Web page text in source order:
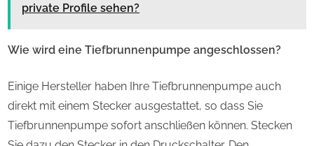
private Profile sehen?
Wie wird eine Tiefbrunnenpumpe angeschlossen?
Einige Hersteller haben Ihre Tiefbrunnenpumpe auch
direkt mit einem Stecker ausgestattet, so dass Sie
Tiefbrunnenpumpe sofort anschließen können. Stecken